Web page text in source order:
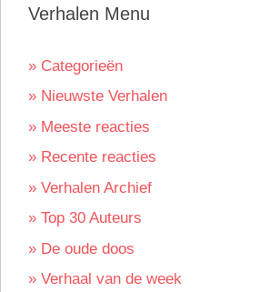
Verhalen Menu
» Categorieën
» Nieuwste Verhalen
» Meeste reacties
» Recente reacties
» Verhalen Archief
» Top 30 Auteurs
» De oude doos
» Verhaal van de week